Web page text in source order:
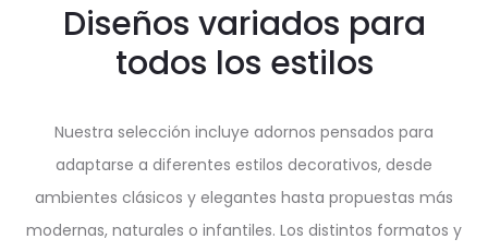
Diseños variados para
todos los estilos
Nuestra selección incluye adornos pensados para
adaptarse a diferentes estilos decorativos, desde
ambientes clásicos y elegantes hasta propuestas más
modernas, naturales o infantiles. Los distintos formatos y